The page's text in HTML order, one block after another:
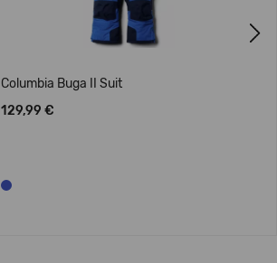
Columbia Buga II Suit
129,99 €